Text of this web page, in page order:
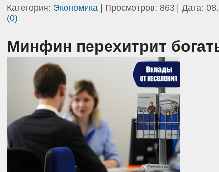
Категория: Экономика | Просмотров: 863 | Дата:
(0)
Минфин перехитрит